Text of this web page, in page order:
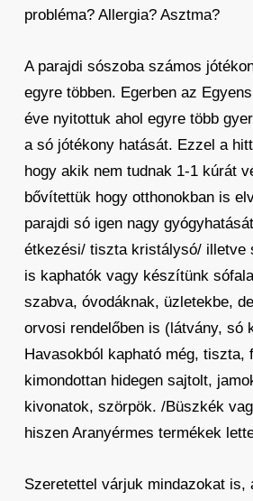
probléma? Allergia? Asztma?
A parajdi sószoba számos
egyre többen. Egerben az
éve nyitottuk ahol egyre több
a só jótékony hatását. Ezzel a
hogy akik nem tudnak 1-1 kúrát
bővítettük hogy otthonokban is
parajdi só igen nagy
étkezési/ tiszta kristálysó/ illetve
is kaphatók vagy készítünk
szabva, óvodáknak, üzletekbe,
orvosi rendelőben is (látvány, só
Havasokból kapható még, tiszta,
kimondottan hidegen sajtolt,
kivonatok, szörpök. /Büszkék
hiszen Aranyérmes termékek
Szeretettel várjuk mindazokat is,